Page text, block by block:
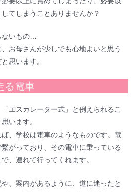
てしまうことありませんか？
ないもの…
お母さんが少しでも心地よいと思う
思います。
る電車
エスカレーター式」と例えられるこ
います。
、学校は電車のようなものです。電
がっており、その電車に乗っている
、連れて行ってくれます。
、案内があるように、道に迷ったと